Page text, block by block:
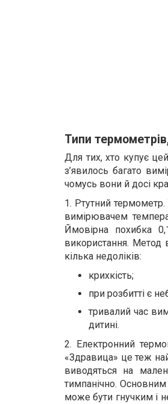
Типи
Для тих, хто купує
з’явилось багато
чомусь вони й досі
1. Ртутний
вимірювачем
Ймовірна похибка
використання. Метод
кілька недоліків:
крихкість;
при розбитті є
тривалий час
дитині.
2. Електронний
«Здравица» це теж
виводяться на
тимпанічно.
може бути гнучким і